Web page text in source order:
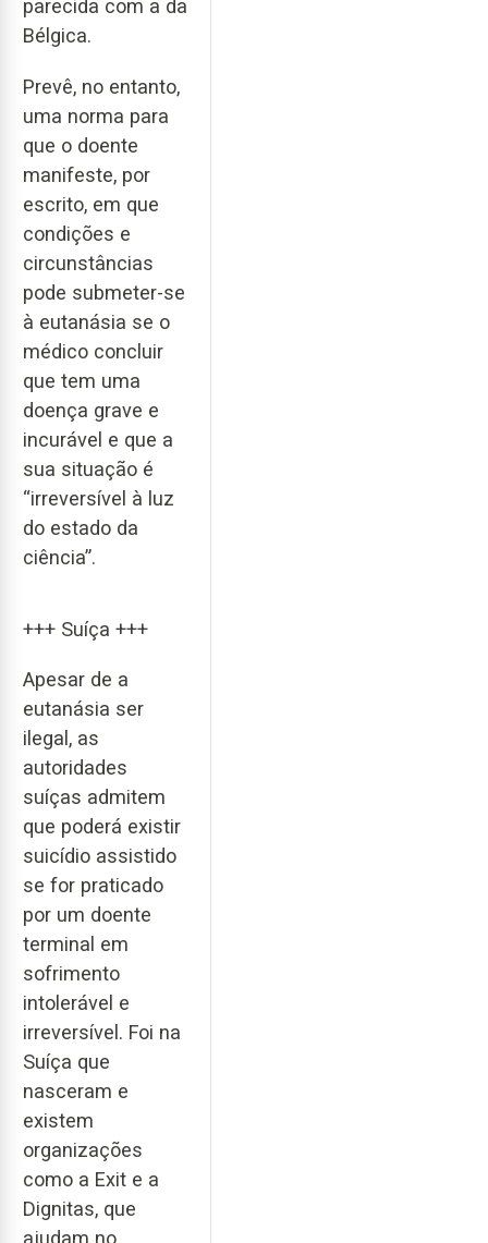
parecida com a da
Bélgica.
Prevê, no entanto,
uma norma para
que o doente
manifeste, por
escrito, em que
condições e
circunstâncias
pode submeter-se
à eutanásia se o
médico concluir
que tem uma
doença grave e
incurável e que a
sua situação é
“irreversível à luz
do estado da
ciência”.
+++ Suíça +++
Apesar de a
eutanásia ser
ilegal, as
autoridades
suíças admitem
que poderá existir
suicídio assistido
se for praticado
por um doente
terminal em
sofrimento
intolerável e
irreversível. Foi na
Suíça que
nasceram e
existem
organizações
como a Exit e a
Dignitas, que